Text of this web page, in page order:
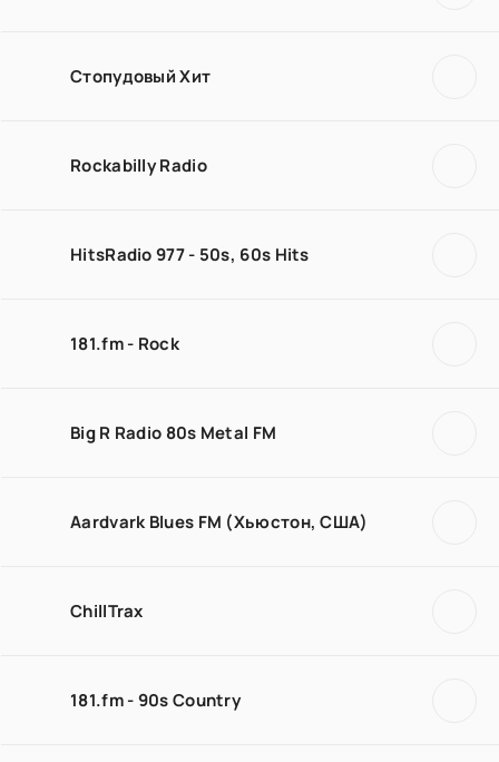
Стопудовый Хит
Rockabilly Radio
HitsRadio 977 - 50s, 60s Hits
181.fm - Rock
Big R Radio 80s Metal FM
Aardvark Blues FM (Хьюстон, США)
ChillTrax
181.fm - 90s Country